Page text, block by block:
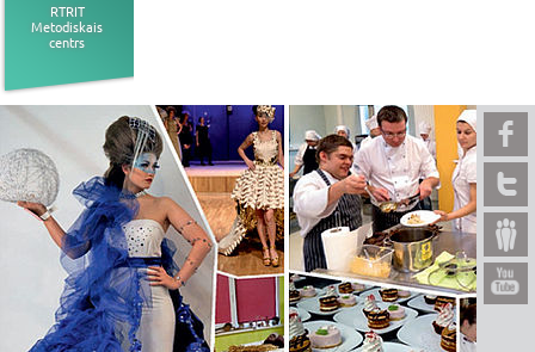
RTRIT
Metodiskais
centrs